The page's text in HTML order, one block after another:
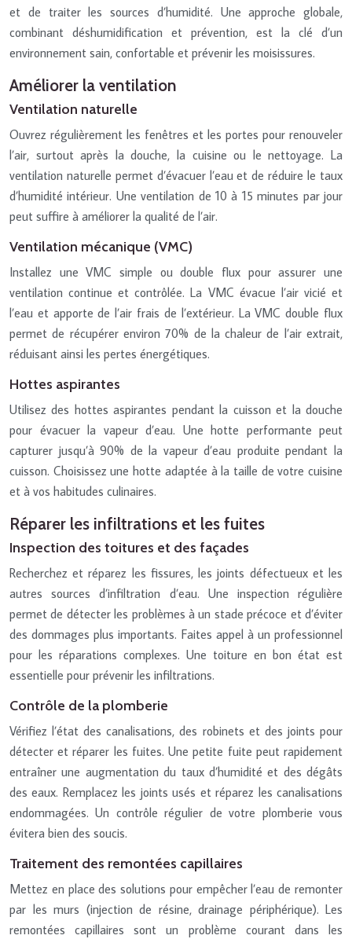
et de traiter les sources d’humidité. Une approche globale,
combinant déshumidification et prévention, est la clé d’un
environnement sain, confortable et prévenir les moisissures.
Améliorer la ventilation
Ventilation naturelle
Ouvrez régulièrement les fenêtres et les portes pour renouveler
l’air, surtout après la douche, la cuisine ou le nettoyage. La
ventilation naturelle permet d’évacuer l’eau et de réduire le taux
d’humidité intérieur. Une ventilation de 10 à 15 minutes par jour
peut suffire à améliorer la qualité de l’air.
Ventilation mécanique (VMC)
Installez une VMC simple ou double flux pour assurer une
ventilation continue et contrôlée. La VMC évacue l’air vicié et
l’eau et apporte de l’air frais de l’extérieur. La VMC double flux
permet de récupérer environ 70% de la chaleur de l’air extrait,
réduisant ainsi les pertes énergétiques.
Hottes aspirantes
Utilisez des hottes aspirantes pendant la cuisson et la douche
pour évacuer la vapeur d’eau. Une hotte performante peut
capturer jusqu’à 90% de la vapeur d’eau produite pendant la
cuisson. Choisissez une hotte adaptée à la taille de votre cuisine
et à vos habitudes culinaires.
Réparer les infiltrations et les fuites
Inspection des toitures et des façades
Recherchez et réparez les fissures, les joints défectueux et les
autres sources d’infiltration d’eau. Une inspection régulière
permet de détecter les problèmes à un stade précoce et d’éviter
des dommages plus importants. Faites appel à un professionnel
pour les réparations complexes. Une toiture en bon état est
essentielle pour prévenir les infiltrations.
Contrôle de la plomberie
Vérifiez l’état des canalisations, des robinets et des joints pour
détecter et réparer les fuites. Une petite fuite peut rapidement
entraîner une augmentation du taux d’humidité et des dégâts
des eaux. Remplacez les joints usés et réparez les canalisations
endommagées. Un contrôle régulier de votre plomberie vous
évitera bien des soucis.
Traitement des remontées capillaires
Mettez en place des solutions pour empêcher l’eau de remonter
par les murs (injection de résine, drainage périphérique). Les
remontées capillaires sont un problème courant dans les